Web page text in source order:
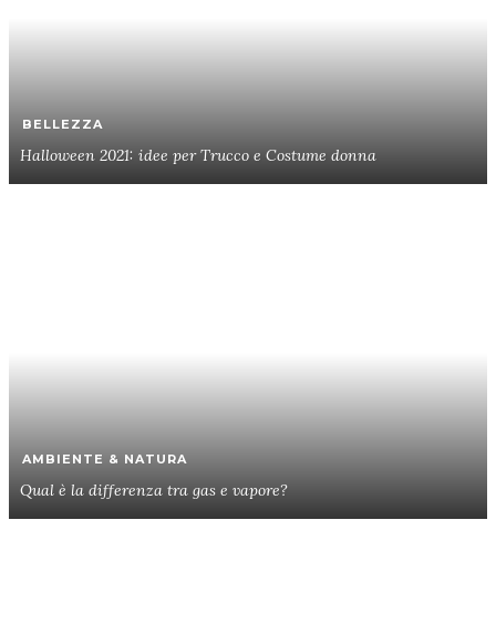
BELLEZZA
Halloween 2021: idee per Trucco e Costume donna
AMBIENTE & NATURA
Qual è la differenza tra gas e vapore?